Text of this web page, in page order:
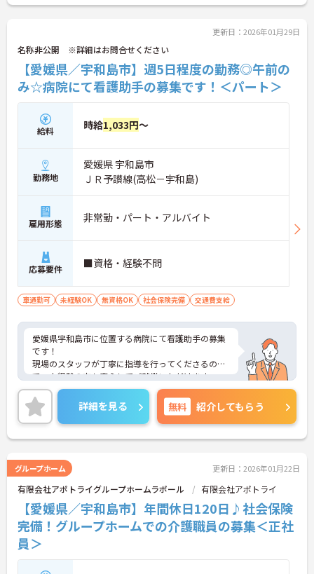
更新日：2026年01月29日
名称非公開 ※詳細はお問合せください
【愛媛県／宇和島市】週5日程度の勤務◎午前の
み☆病院にて看護助手の募集です！＜パート＞
給料 時給1,033円～
勤務地
愛媛県 宇和島市
ＪＲ予讃線(高松－宇和島)
雇用形態 非常勤・パート・アルバイト
応募要件 ■資格・経験不問
車通勤可 未経験OK 無資格OK 社会保険完備 交通費支給
愛媛県宇和島市に位置する病院にて看護助手の募集
です！
現場のスタッフが丁寧に指導を行ってくださるの
で、未経験の方も安心してご就業いただけます。
ご興味ある方には、面接対策ポイントなど、さらに
詳細をお話しいたしますのでお気軽にご相談くださ
い！
詳細を見る 無料 紹介してもらう
グループホーム 更新日：2026年01月22日
有限会社アポトライグループホームラポール 有限会社アポトライ
【愛媛県／宇和島市】年間休日120日♪社会保険
完備！グループホームでの介護職員の募集＜正社
員＞